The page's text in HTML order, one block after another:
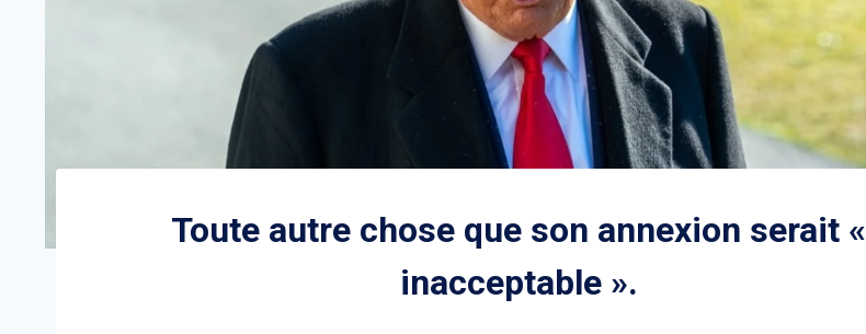
Toute autre chose que son annexion serait «
inacceptable ».